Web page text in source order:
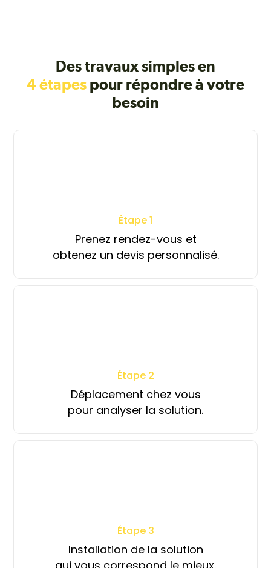
Des travaux simples en
4 étapes pour répondre à votre
besoin
Étape 1
Prenez rendez-vous et
obtenez un devis personnalisé.
Étape 2
Déplacement chez vous
pour analyser la solution.
Étape 3
Installation de la solution